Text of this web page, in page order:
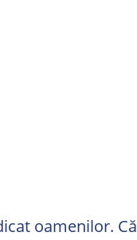
oamenilor. Că